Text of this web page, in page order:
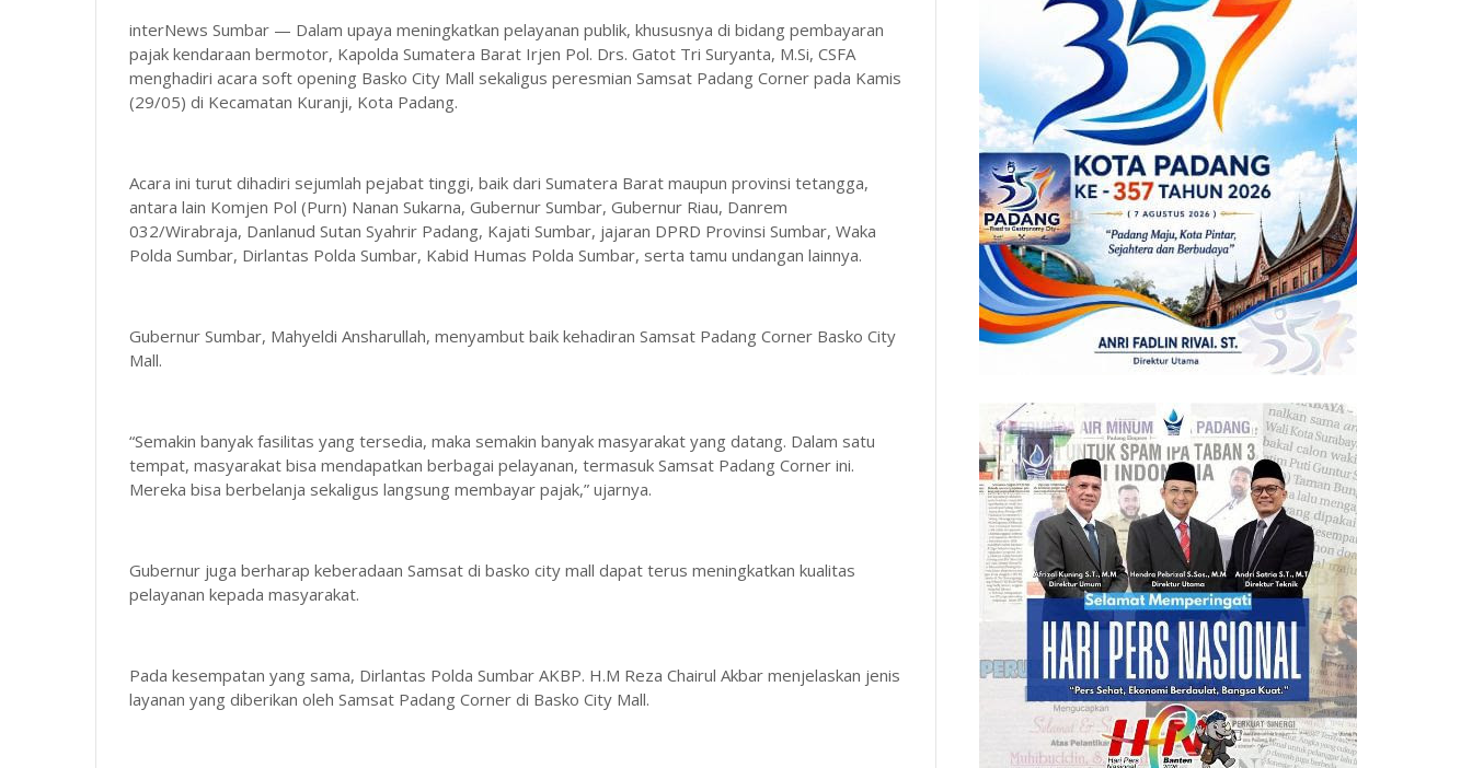
interNews Sumbar — Dalam upaya meningkatkan pelayanan publik, khususnya di bidang pembayaran
pajak kendaraan bermotor, Kapolda Sumatera Barat Irjen Pol. Drs. Gatot Tri Suryanta, M.Si, CSFA
menghadiri acara soft opening Basko City Mall sekaligus peresmian Samsat Padang Corner pada Kamis
(29/05) di Kecamatan Kuranji, Kota Padang.
Acara ini turut dihadiri sejumlah pejabat tinggi, baik dari Sumatera Barat maupun provinsi tetangga,
antara lain Komjen Pol (Purn) Nanan Sukarna, Gubernur Sumbar, Gubernur Riau, Danrem
032/Wirabraja, Danlanud Sutan Syahrir Padang, Kajati Sumbar, jajaran DPRD Provinsi Sumbar, Waka
Polda Sumbar, Dirlantas Polda Sumbar, Kabid Humas Polda Sumbar, serta tamu undangan lainnya.
Gubernur Sumbar, Mahyeldi Ansharullah, menyambut baik kehadiran Samsat Padang Corner Basko City
Mall.
“Semakin banyak fasilitas yang tersedia, maka semakin banyak masyarakat yang datang. Dalam satu
tempat, masyarakat bisa mendapatkan berbagai pelayanan, termasuk Samsat Padang Corner ini.
Mereka bisa berbelanja sekaligus langsung membayar pajak,” ujarnya.
Gubernur juga berharap keberadaan Samsat di basko city mall dapat terus meningkatkan kualitas
pelayanan kepada masyarakat.
Pada kesempatan yang sama, Dirlantas Polda Sumbar AKBP. H.M Reza Chairul Akbar menjelaskan jenis
layanan yang diberikan oleh Samsat Padang Corner di Basko City Mall.